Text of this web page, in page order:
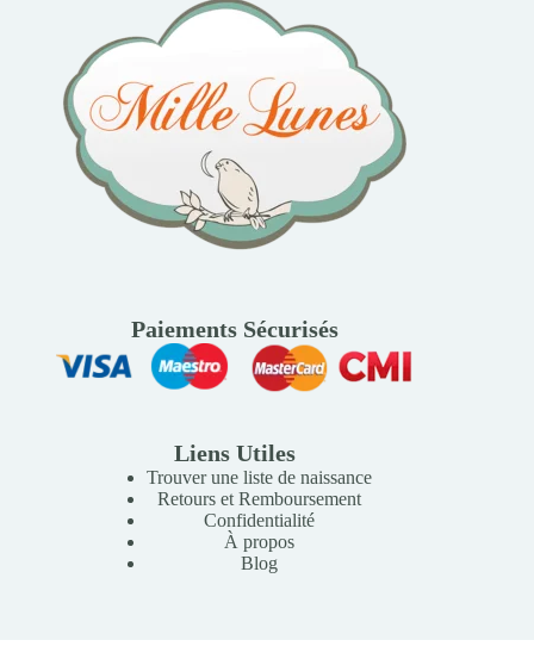
Paiements Sécurisés
Liens Utiles
Trouver une liste de naissance
Retours et Remboursement
Confidentialité
À propos
Blog